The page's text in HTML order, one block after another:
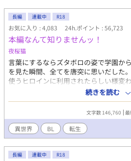
長編 連載中 R18
お気に入り : 4,083 24h.ポイント : 56,723
本編なんて知りませんッ！
夜桜猫
言葉にするならズタボロの姿で学園か
を見た瞬間、全てを唐突に思いだした
使うヒロインに利用されたらしい様変
こと聖女に危害を加えた罪で学園を退
家にも厳しい処分が言い渡されること
らこそ余りに理不尽な状況に憤る主人
たことか。 原作知識チートと固有スキ
フの為に動き出す。 ※急遽、一部キャ
した。読み辛くして申し訳ありませ
要と書かれている方以外にはしっかり
も、返信がない場合はお知らせ下さい
続きを読む
文字数 146,760
異世界 BL 転生
長編 連載中 R18